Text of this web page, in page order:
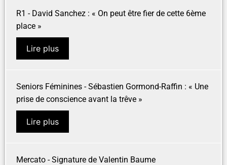
R1 - David Sanchez : « On peut être fier de cette 6ème
place »
Lire plus
Seniors Féminines - Sébastien Gormond-Raffin : « Une
prise de conscience avant la trêve »
Lire plus
Mercato - Signature de Valentin Baume